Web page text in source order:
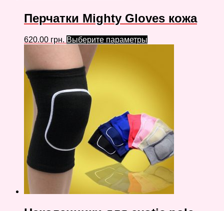
Перчатки Mighty Gloves кожа
620.00 грн. Выберите параметры